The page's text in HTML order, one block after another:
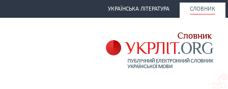
УКРАЇНСЬКА ЛІТЕРАТУРА СЛОВНИК